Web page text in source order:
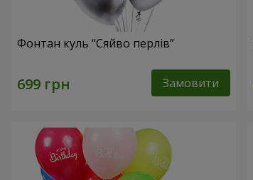
Фонтан куль “Сяйво перлів”
Замовити